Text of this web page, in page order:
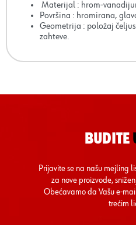
Materijal : hrom-
Površina : hromirana,
Geometrija : položaj
zahteve.
BUDITE
Prijavite se na našu mejling
za nove proizvode,
Obećavamo da Vašu e-
trećim